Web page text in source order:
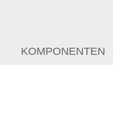
KOMPONENTEN